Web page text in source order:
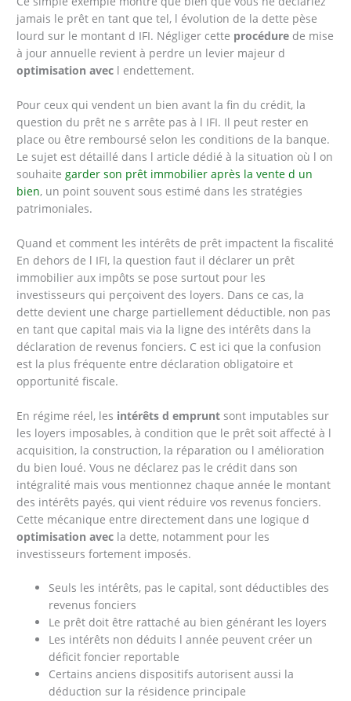
jamais le prêt en tant que tel, l évolution de la dette pèse
lourd sur le montant d IFI. Négliger cette procédure de mise
à jour annuelle revient à perdre un levier majeur d
optimisation avec l endettement.
Pour ceux qui vendent un bien avant la fin du crédit, la
question du prêt ne s arrête pas à l IFI. Il peut rester en
place ou être remboursé selon les conditions de la banque.
Le sujet est détaillé dans l article dédié à la situation où l on
souhaitegarder son prêt immobilier après la vente d un
bien, un point souvent sous estimé dans les stratégies
patrimoniales.
Quand et comment les intérêts de prêt impactent la fiscalité
En dehors de l IFI, la question faut il déclarer un prêt
immobilier aux impôts se pose surtout pour les
investisseurs qui perçoivent des loyers. Dans ce cas, la
dette devient une charge partiellement déductible, non pas
en tant que capital mais via la ligne des intérêts dans la
déclaration de revenus fonciers. C est ici que la confusion
est la plus fréquente entre déclaration obligatoire et
opportunité fiscale.
En régime réel, les intérêts d emprunt sont imputables sur
les loyers imposables, à condition que le prêt soit affecté à l
acquisition, la construction, la réparation ou l amélioration
du bien loué. Vous ne déclarez pas le crédit dans son
intégralité mais vous mentionnez chaque année le montant
des intérêts payés, qui vient réduire vos revenus fonciers.
Cette mécanique entre directement dans une logique d
optimisation avec la dette, notamment pour les
investisseurs fortement imposés.
Seuls les intérêts, pas le capital, sont déductibles des
revenus fonciers
Le prêt doit être rattaché au bien générant les loyers
Les intérêts non déduits l année peuvent créer un
déficit foncier reportable
Certains anciens dispositifs autorisent aussi la
déduction sur la résidence principale